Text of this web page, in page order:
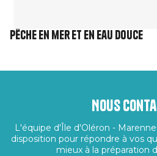
Pêche en mer et en eau douce
Nous
L'équipe d'Île d'Oléron -
disposition pour répondre à vos
mieux à la préparation